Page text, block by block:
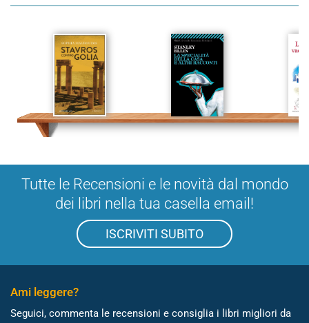
Tutte le Recensioni e le novità dal mondo
dei libri nella tua casella email!
ISCRIVITI SUBITO
Ami leggere?
Seguici, commenta le recensioni e consiglia i libri migliori da